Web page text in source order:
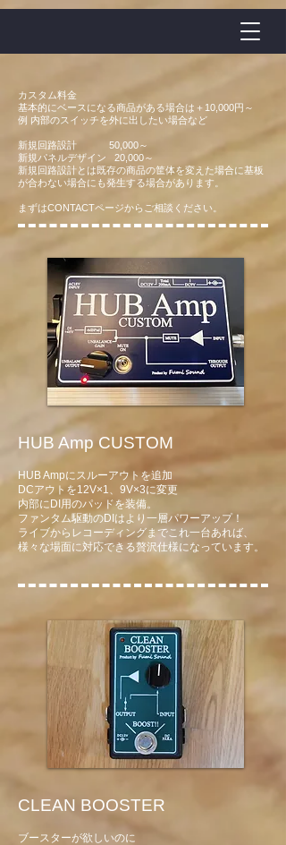
カスタム料金
基本的にベースになる商品がある場合は＋10,000円～
​例 内部のスイッチを外に出したい場合など
新規回路設計 50,000～
新規パネルデザイン 20,000～
新規回路設計とは既存の商品の筐体を変えた場合に基板
が合わない場合にも発生する場合があります。
まずはCONTACTページからご相談ください。
HUB Amp CUSTOM
HUB Ampにスルーアウトを追加
DCアウトを12V×1、9V×3に変更
内部にDI用のパッドを装備。
​ファンタム駆動のDI はより一層パワーアップ！
​ライブからレコーディングまでこれ一台あれば​、
様々な場面に対応できる贅沢仕様になっています。
CLEAN BOOSTER
ブースターが欲しいのに